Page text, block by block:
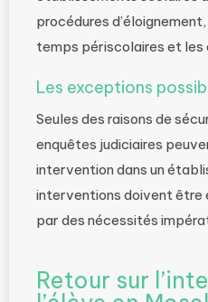
procédures
temps périscolaires et
Les exceptions
Seules des raisons de
enquêtes judiciaires
intervention dans un
interventions doivent être
par des nécessités
Retour sur